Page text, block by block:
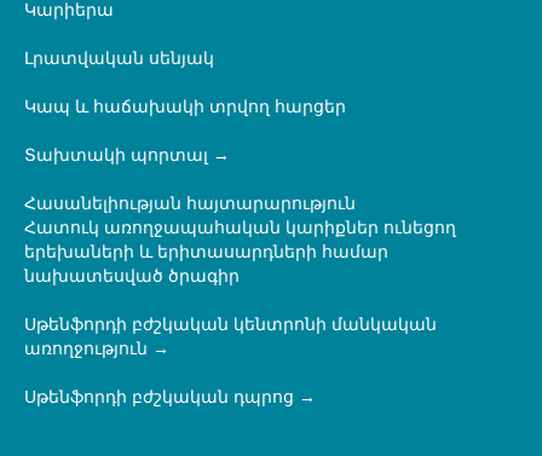
Կարիերա
Լրատվական սենյակ
Կապ և հաճախակի տրվող հարցեր
Տախտակի պորտալ
Հասանելիության հայտարարություն
Հատուկ առողջապահական կարիքներ ունեցող
երեխաների և երիտասարդների համար
նախատեսված ծրագիր
Սթենֆորդի բժշկական կենտրոնի մանկական
առողջություն
Սթենֆորդի բժշկական դպրոց